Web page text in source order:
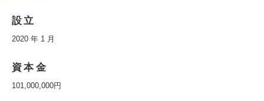
設立
2020 年 1 月
資本金
101,000,000円